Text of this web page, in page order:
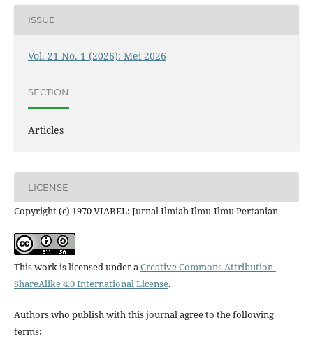
ISSUE
Vol. 21 No. 1 (2026): Mei 2026
SECTION
Articles
LICENSE
Copyright (c) 1970 VIABEL: Jurnal Ilmiah Ilmu-Ilmu Pertanian
This work is licensed under aCreative Commons Attribution-
ShareAlike 4.0 International License.
Authors who publish with this journal agree to the following
terms: